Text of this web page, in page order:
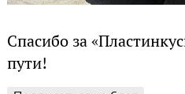
Спасибо за
пути!